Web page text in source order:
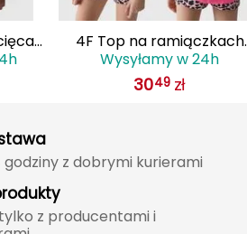
dla
4F Top na ramiączkach
dziewczęcy w panterkę
F1141
Wysyłamy w 24h
3049 zł
z dobrymi kurierami
z producentami i